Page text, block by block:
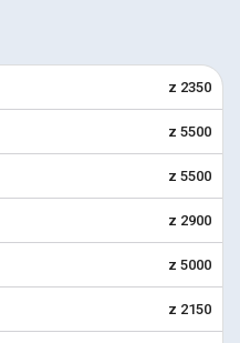
z 2350
z 5500
z 5500
z 2900
z 5000
z 2150